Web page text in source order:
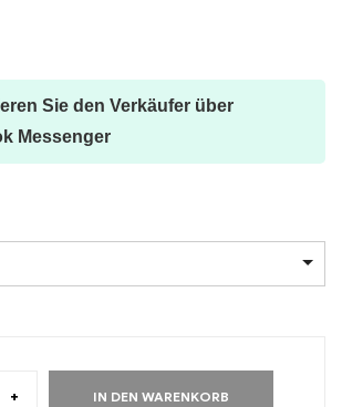
Sie den Verkäufer über
Messenger
+ IN DEN WARENKORB